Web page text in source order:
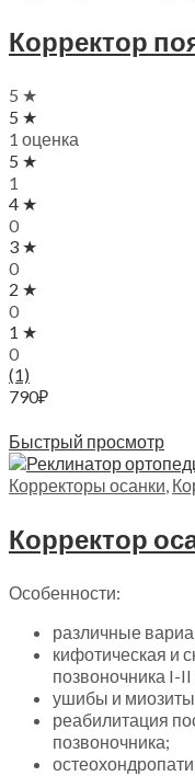
5 ★
5 ★
1 оценка
5 ★
1
4 ★
0
3 ★
0
2 ★
0
1 ★
0
(1)
790₽
Быстрый просмотр
Корректоры осанки,
Особенности:
различные
кифотическая и
позвоночника I-II
ушибы и миозиты
реабилитация
позвоночника;